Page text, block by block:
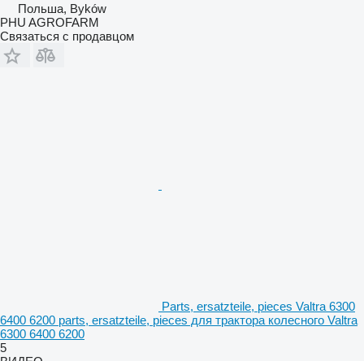
Польша, Byków
PHU AGROFARM
Связаться с продавцом
Parts, ersatzteile, pieces Valtra 6300
6400 6200 parts, ersatzteile, pieces для трактора колесного Valtra
6300 6400 6200
5